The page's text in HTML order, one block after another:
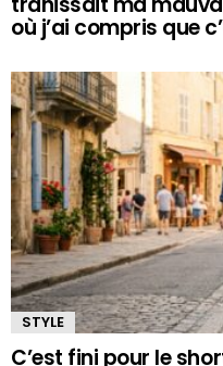
où j’ai compris que
STYLE
C’est fini pour le